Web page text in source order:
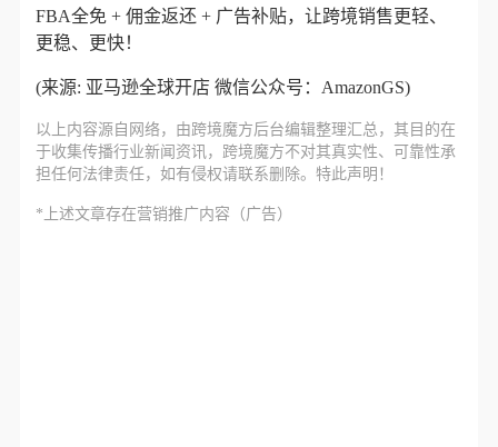
FBA全免 + 佣金返还 + 广告补贴，让跨境销售更轻、
更稳、更快！
(来源: 亚马逊全球开店 微信公众号：AmazonGS)
以上内容源自网络，由跨境魔方后台编辑整理汇总，其目的在
于收集传播行业新闻资讯，跨境魔方不对其真实性、可靠性承
担任何法律责任，如有侵权请联系删除。特此声明！
*上述文章存在营销推广内容（广告）